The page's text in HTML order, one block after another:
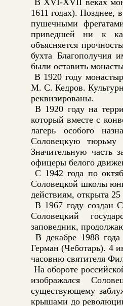
В XVI-XVII веках
1611 годах). Позднее,
пушечными
приведшей ни к
объясняется
бухта Благополучия
были оставить
В 1920 году
М. С. Кедров.
реквизированы.
В 1920 году на
который вместе с
лагерь особого
Соловецкую
Значительную часть
офицеры белого
С 1942 года по
Соловецкой школы
действиям, открыта
В 1967 году создан
Соловецкий
заповедник,
В декабре 1988
Герман (Чеботарь). 4
часовню святителя
На обороте
изображался
существующему
крышами до